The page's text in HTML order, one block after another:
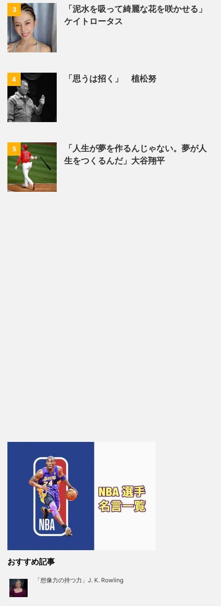
3
「泥水を吸って綺麗な花を咲かせる」
ケイトロータス
4 「思うは招く」 植松努
5
「人生が夢を作るんじゃない。夢が人
生をつくるんだ」大谷翔平
おすすめ記事
「想像力の持つ力」J. K. Rowling